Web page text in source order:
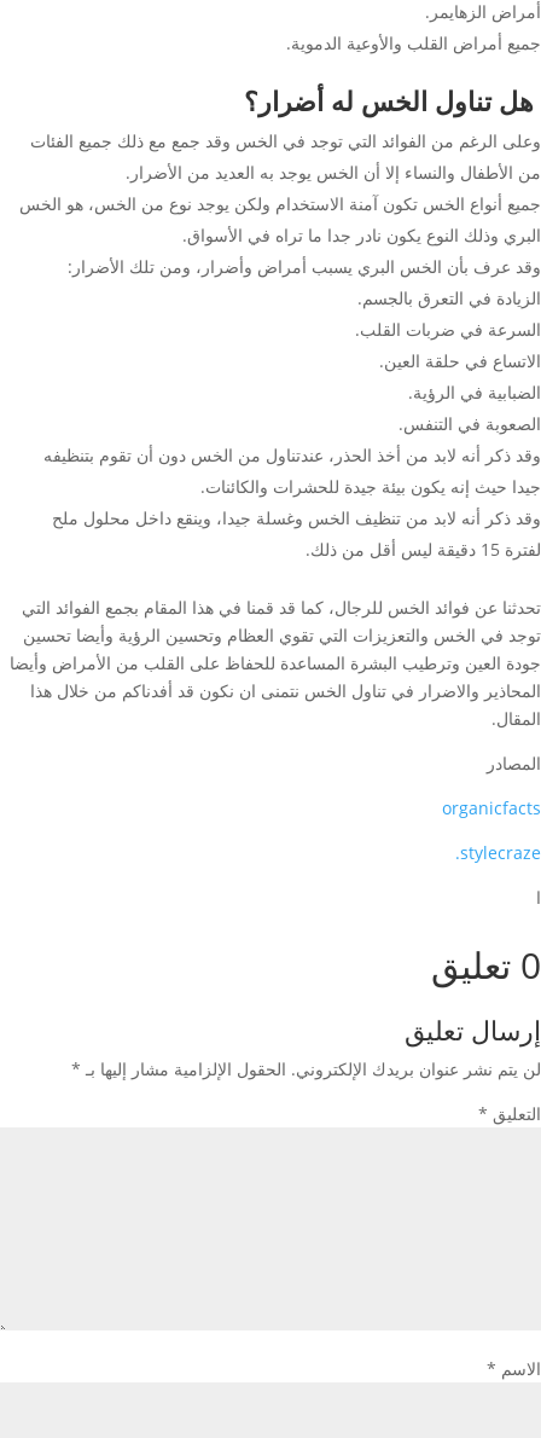
أمراض الزهايمر.
جميع أمراض القلب والأوعية الدموية.
هل تناول الخس له أضرار؟
وعلى الرغم من الفوائد التي توجد في الخس وقد جمع مع ذلك جميع الفئات
من الأطفال والنساء إلا أن الخس يوجد به العديد من الأضرار.
جميع أنواع الخس تكون آمنة الاستخدام ولكن يوجد نوع من الخس، هو الخس
البري وذلك النوع يكون نادر جدا ما تراه في الأسواق.
وقد عرف بأن الخس البري يسبب أمراض وأضرار، ومن تلك الأضرار:
الزيادة في التعرق بالجسم.
السرعة في ضربات القلب.
الاتساع في حلقة العين.
الضبابية في الرؤية.
الصعوبة في التنفس.
وقد ذكر أنه لابد من أخذ الحذر، عندتناول من الخس دون أن تقوم بتنظيفه
جيدا حيث إنه يكون بيئة جيدة للحشرات والكائنات.
وقد ذكر أنه لابد من تنظيف الخس وغسلة جيدا، وينقع داخل محلول ملح
لفترة 15 دقيقة ليس أقل من ذلك.
تحدثنا عن فوائد الخس للرجال، كما قد قمنا في هذا المقام بجمع الفوائد التي
توجد في الخس والتعزيزات التي تقوي العظام وتحسين الرؤية وأيضا تحسين
جودة العين وترطيب البشرة المساعدة للحفاظ على القلب من الأمراض وأيضا
المحاذير والاضرار في تناول الخس نتمنى ان نكون قد أفدناكم من خلال هذا
المقال.
المصادر
organicfacts
stylecraze.
ا
0 تعليق
إرسال تعليق
لن يتم نشر عنوان بريدك الإلكتروني. الحقول الإلزامية مشار إليها بـ *
التعليق *
الاسم *